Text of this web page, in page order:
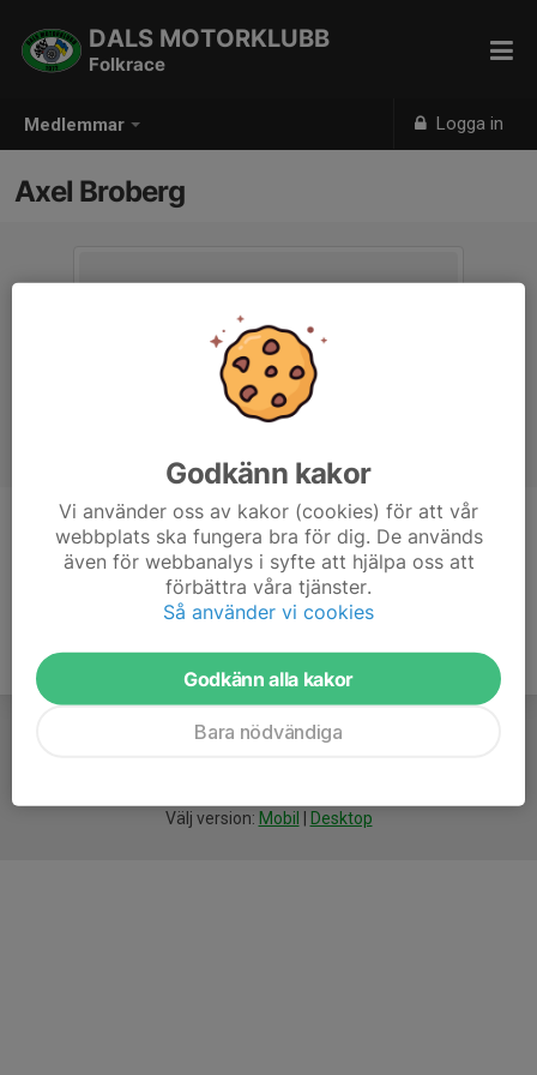
Medlemmar Logga in
DALS MOTORKLUBB
Folkrace
Axel Broberg
Ålder 16 år
Välj version: Mobil Desktop
Godkänn kakor
Vi använder oss av kakor (cookies) för att vår
webbplats ska fungera bra för dig. De används
även för webbanalys i syfte att hjälpa oss att
förbättra våra tjänster.
Så använder vi cookies
Godkänn alla kakor
Bara nödvändiga